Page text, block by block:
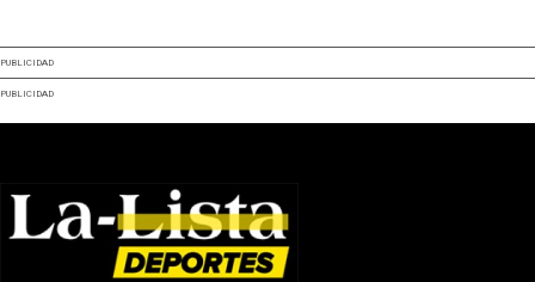
PUBLICIDAD
PUBLICIDAD